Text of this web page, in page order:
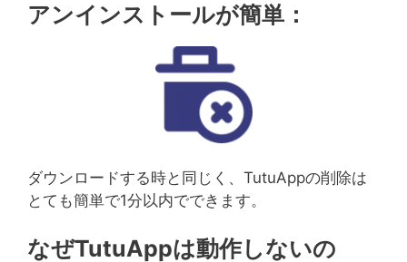
アンインストールが簡単：
ダウンロードする時と同じく、TutuAppの削除は
とても簡単で1分以内でできます。
なぜTutuAppは動作しないの